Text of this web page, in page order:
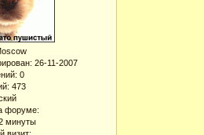
: 26-11-2007
0
473
форуме:
минуты